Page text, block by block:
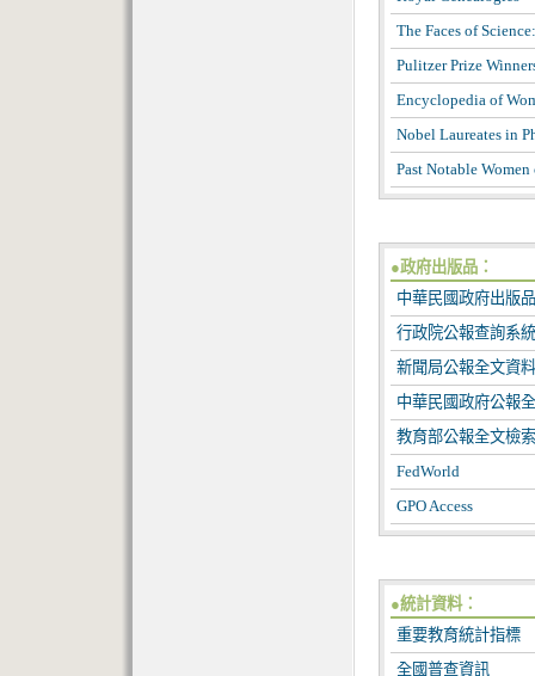
The Faces of
Pulitzer Prize
Encyclopedia of
Nobel Laureates in
Past Notable
●政府出版品：
中華民國政府出版
行政院公報查詢系統
新聞局公報全文資
中華民國政府公報
教育部公報全文檢索
FedWorld
GPO Access
●統計資料：
重要教育統計指標
全國普查資訊